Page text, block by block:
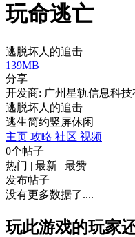
玩命逃亡
逃脱坏人的追击
139MB
分享
开发商: 广州星轨信息科技
逃脱坏人的追击
逃生简约竖屏休闲
主页 攻略 社区 视频
0个帖子
热门 | 最新 | 最赞
发布帖子
没有更多数据了....
玩此游戏的玩家